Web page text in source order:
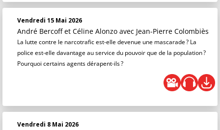
Vendredi 15 Mai 2026
André Bercoff et Céline Alonzo avec Jean-Pierre Colombiès
La lutte contre le narcotrafic est-elle devenue une mascarade ? La
police est-elle davantage au service du pouvoir que de la population ?
Pourquoi certains agents dérapent-ils ?
Vendredi 8 Mai 2026